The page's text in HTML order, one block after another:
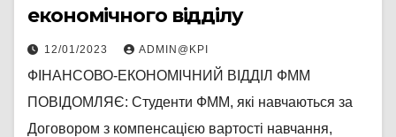
економічного відділу
12/01/2023 ADMIN@KPI
ФІНАНСОВО-ЕКОНОМІЧНИЙ ВІДДІЛ ФММ
ПОВІДОМЛЯЄ: Студенти ФММ, які навчаються за
Договором з компенсацією вартості навчання,